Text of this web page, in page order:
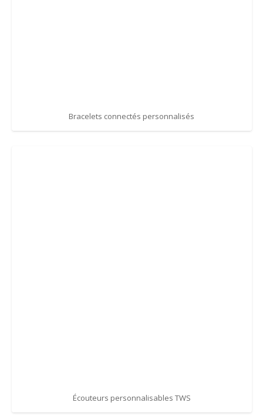
Bracelets connectés personnalisés
Écouteurs personnalisables TWS